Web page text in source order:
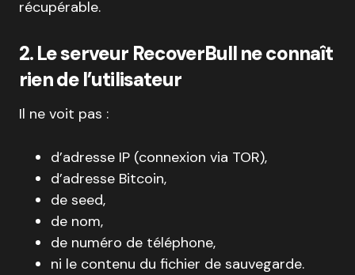
récupérable.
2. Le serveur RecoverBull ne connaît
rien de l’utilisateur
Il ne voit pas :
d’adresse IP (connexion via TOR),
d’adresse Bitcoin,
de seed,
de nom,
de numéro de téléphone,
ni le contenu du fichier de sauvegarde.